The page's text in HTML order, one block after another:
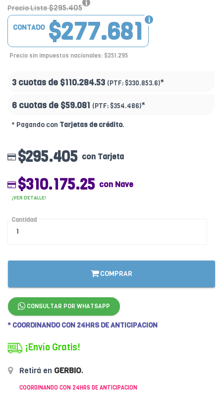
Precio Lista $295.405
$277.681
CONTADO
Precio sin impuestos nacionales: $251.295
3 cuotas de $110.284.53 (PTF: $330.853.6)*
6 cuotas de $59.081 (PTF: $354.486)*
* Pagando con Tarjetas de crédito.
$295.405 con Tarjeta
$310.175.25 con Nave
¡VER DETALLE!
Cantidad
COMPRAR
CONSULTAR POR WHATSAPP
* COORDINANDO CON 24HRS DE ANTICIPACION
¡Envío Gratis!
Retirá en GERBIO.
COORDINANDO CON 24HRS DE ANTICIPACION